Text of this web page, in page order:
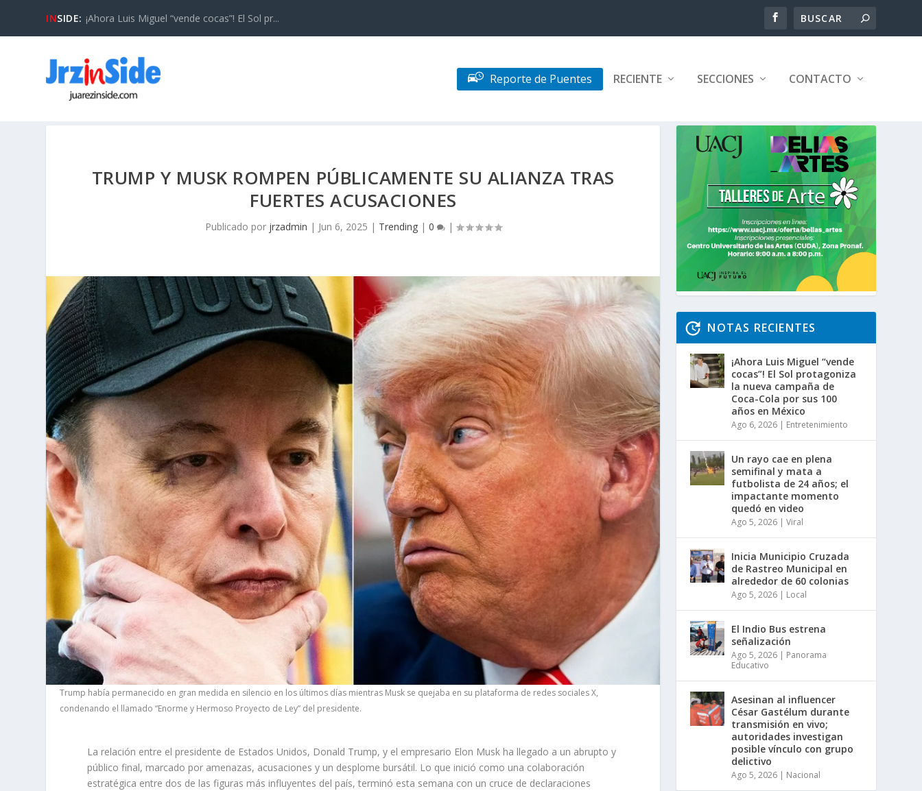
INSIDE: ¡Ahora Luis Miguel “vende cocas”! El Sol pr...
Reporte de Puentes RECIENTE SECCIONES CONTACTO
TRUMP Y MUSK ROMPEN PÚBLICAMENTE SU ALIANZA TRAS
FUERTES ACUSACIONES
Publicado por jrzadmin | Jun 6, 2025 | Trending| 0 |
Trump había permanecido en gran medida en silencio en los últimos días mientras Musk se quejaba en su plataforma de redes sociales X,
condenando el llamado “Enorme y Hermoso Proyecto de Ley” del presidente.
La relación entre el presidente de Estados Unidos, Donald Trump, y el empresario Elon Musk ha llegado a un abrupto y
público final, marcado por amenazas, acusaciones y un desplome bursátil. Lo que inició como una colaboración
estratégica entre dos de las figuras más influyentes del país, terminó esta semana con un cruce de declaraciones
NOTAS RECIENTES
¡Ahora Luis Miguel “vende
cocas”! El Sol protagoniza
la nueva campaña de
Coca-Cola por sus 100
años en México
Ago 6, 2026 | Entretenimiento
Un rayo cae en plena
semifinal y mata a
futbolista de 24 años; el
impactante momento
quedó en video
Ago 5, 2026 |Viral
Inicia Municipio Cruzada
de Rastreo Municipal en
alrededor de 60 colonias
Ago 5, 2026 | Local
El Indio Bus estrena
señalización
Ago 5, 2026 | Panorama
Educativo
Asesinan al influencer
César Gastélum durante
transmisión en vivo;
autoridades investigan
posible vínculo con grupo
delictivo
Ago 5, 2026 | Nacional